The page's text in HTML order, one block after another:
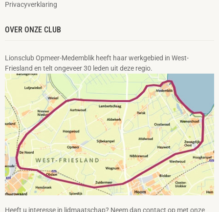
Privacyverklaring
OVER ONZE CLUB
Lionsclub Opmeer-Medemblik heeft haar werkgebied in West-
Friesland en telt ongeveer 30 leden uit deze regio.
Heeft u interesse in lidmaatschap? Neem dan contact op met onze